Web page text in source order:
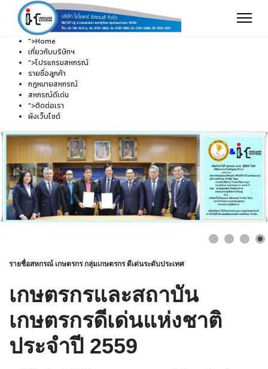
">Home
เกี่ยวกับบริษัทฯ
">โปรแกรมสหกรณ์
รายชื่อลูกค้า
กฎหมายสหกรณ์
สหกรณ์ดีเด่น
">ติดต่อเรา
ผังเว็บไซต์
รายชื่อสหกรณ์ เกษตรกร กลุ่มเกษตรกร ดีเด่นระดับประเทศ
เกษตรกรและสถาบัน
เกษตรกรดีเด่นแห่งชาติ
ประจำปี 2559